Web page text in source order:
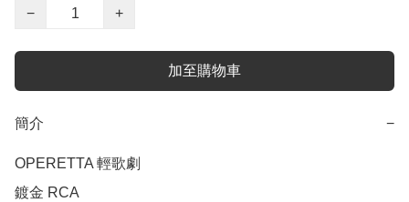
−
+
加至購物車
簡介 −
OPERETTA 輕歌劇
鍍金 RCA